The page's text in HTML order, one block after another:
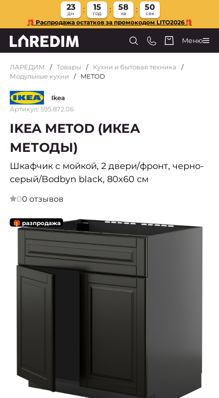
23
дн
15
год
58
хв
49
сек
🎁 Распродажа остатков за промокодом LITO2026🎁
Меню
ЛАРЕДИМ Товары
Кухни и бытовая техника
Модульные кухни
METOD
Ikea
Артикул: 595.872.06
IKEA METOD (ИКЕА
МЕТОДЫ)
Шкафчик с мойкой, 2 двери/фронт, черно-
серый/Bodbyn black, 80x60 см
00 отзывов
🎁 разпродажа